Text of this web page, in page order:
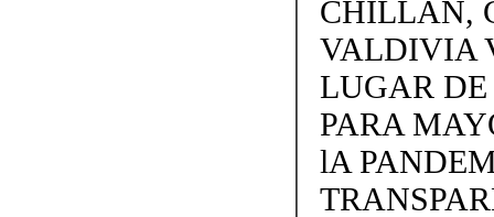
CHILLAN,
VALDIVIA
LUGAR
PARA
lA